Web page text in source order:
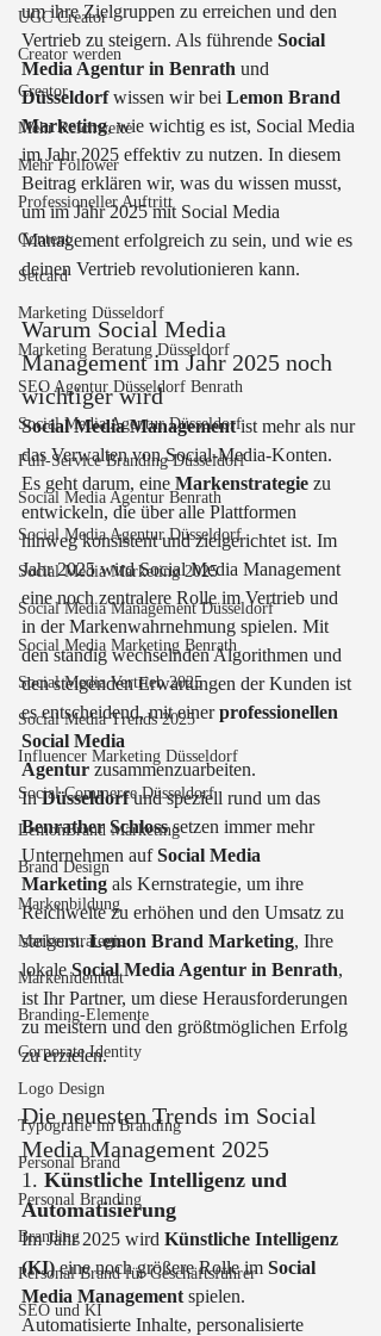
UGC Creator
Creator werden
Creator
Mehr Reichweite
Mehr Follower
Professioneller Auftritt
Content
Setcard
Marketing Düsseldorf
Marketing Beratung Düsseldorf
SEO Agentur Düsseldorf Benrath
Social Media Agentur Düsseldorf
Full-Service Branding Düsseldorf
Social Media Agentur Benrath
Social Media Agentur Düsseldorf
Social Media Marketing 2025
Social Media Management Düsseldorf
Social Media Marketing Benrath
Social Media Vertrieb 2025
Social Media Trends 2025
Influencer Marketing Düsseldorf
Social Commerce Düsseldorf
LemonBrand Marketing
Brand Design
Markenbildung
Markenstrategie
Markenidentität
Branding-Elemente
Corporate Identity
Logo Design
Typografie im Branding
Personal Brand
Personal Branding
Branding
Personal Brand für Geschäftsführer
SEO und KI
um ihre Zielgruppen zu erreichen und den
Vertrieb zu steigern. Als führende Social
Media Agentur in Benrath und
Düsseldorf wissen wir bei Lemon Brand
Marketing, wie wichtig es ist, Social Media
im Jahr 2025 effektiv zu nutzen. In diesem
Beitrag erklären wir, was du wissen musst,
um im Jahr 2025 mit Social Media
Management erfolgreich zu sein, und wie es
deinen Vertrieb revolutionieren kann.
Warum Social Media
Management im Jahr 2025 noch
wichtiger wird
Social Media Management ist mehr als nur
das Verwalten von Social-Media-Konten.
Es geht darum, eine Markenstrategie zu
entwickeln, die über alle Plattformen
hinweg konsistent und zielgerichtet ist. Im
Jahr 2025 wird Social Media Management
eine noch zentralere Rolle im Vertrieb und
in der Markenwahrnehmung spielen. Mit
den ständig wechselnden Algorithmen und
den steigenden Erwartungen der Kunden ist
es entscheidend, mit einer professionellen
Social Media
Agentur zusammenzuarbeiten.
In Düsseldorf und speziell rund um das
Benrather Schloss setzen immer mehr
Unternehmen auf Social Media
Marketing als Kernstrategie, um ihre
Reichweite zu erhöhen und den Umsatz zu
steigern. Lemon Brand Marketing, Ihre
lokale Social Media Agentur in Benrath,
ist Ihr Partner, um diese Herausforderungen
zu meistern und den größtmöglichen Erfolg
zu erzielen.
Die neuesten Trends im Social
Media Management 2025
1. Künstliche Intelligenz und
Automatisierung
Im Jahr 2025 wird Künstliche Intelligenz
(KI) eine noch größere Rolle im Social
Media Management spielen.
Automatisierte Inhalte, personalisierte